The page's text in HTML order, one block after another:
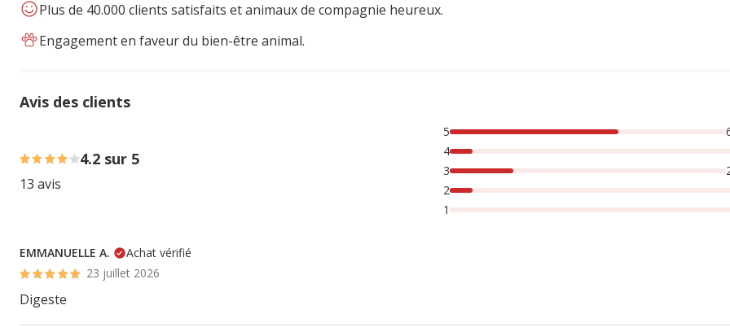
Plus de 40.000 clients satisfaits et animaux de compagnie heureux.
Engagement en faveur du bien-être animal.
Avis des clients
4.2 sur 5
13 avis
61% des personnes lont noté avec {1} étoiles, 8% des personnes lont noté avec {1} étoiles, 23% des personnes
5
4
3
2
1
EMMANUELLE A.
Achat vérifié
23 juillet 2026
Digeste